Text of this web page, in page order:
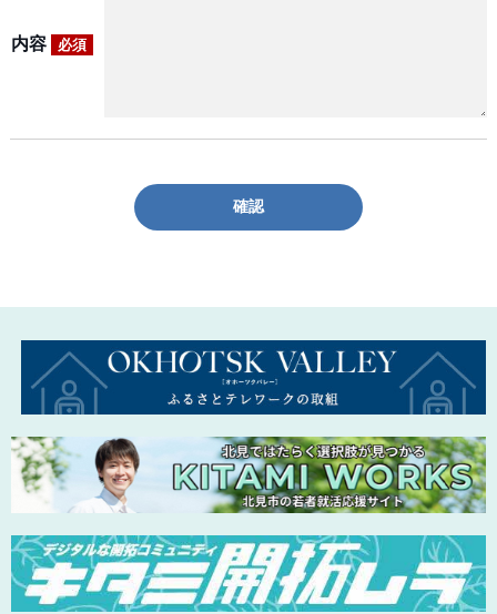
内容 必須
確認